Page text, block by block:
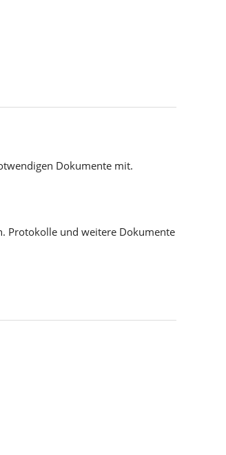
Dokumente mit.
Protokolle und weitere Dokumente